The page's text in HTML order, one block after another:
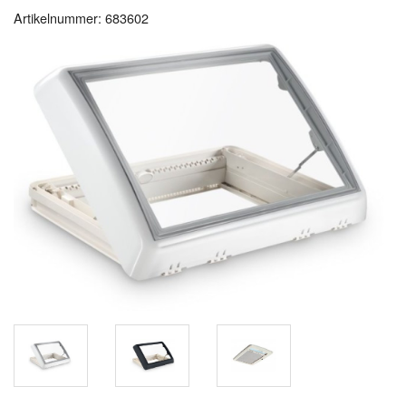
Artikelnummer: 683602